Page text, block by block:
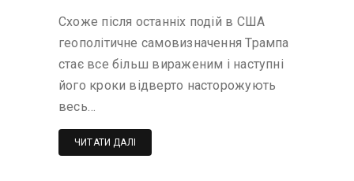
Схоже після останніх подій в США
геополітичне самовизначення Трампа
стає все більш вираженим і наступні
його кроки відверто насторожують
весь…
ЧИТАТИ ДАЛІ